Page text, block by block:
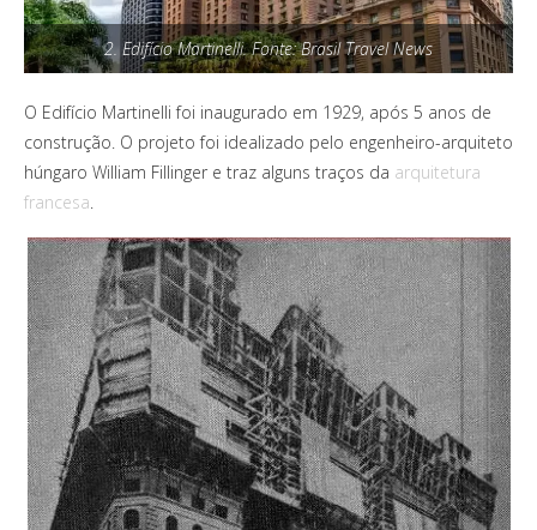
2. Edifício Martinelli. Fonte: Brasil Travel News
O Edifício Martinelli foi inaugurado em 1929, após 5 anos de
construção. O projeto foi idealizado pelo engenheiro-arquiteto
húngaro William Fillinger e traz alguns traços da arquitetura
francesa.